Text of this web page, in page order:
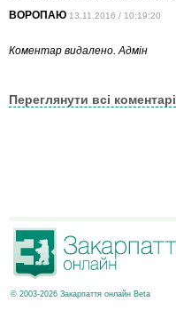
ВОРОПАЮ 13.11.2016 / 10:19:20
Коментар видалено. Адмін
Переглянути всі коментарі
© 2003-2026 Закарпаття онлайн Beta